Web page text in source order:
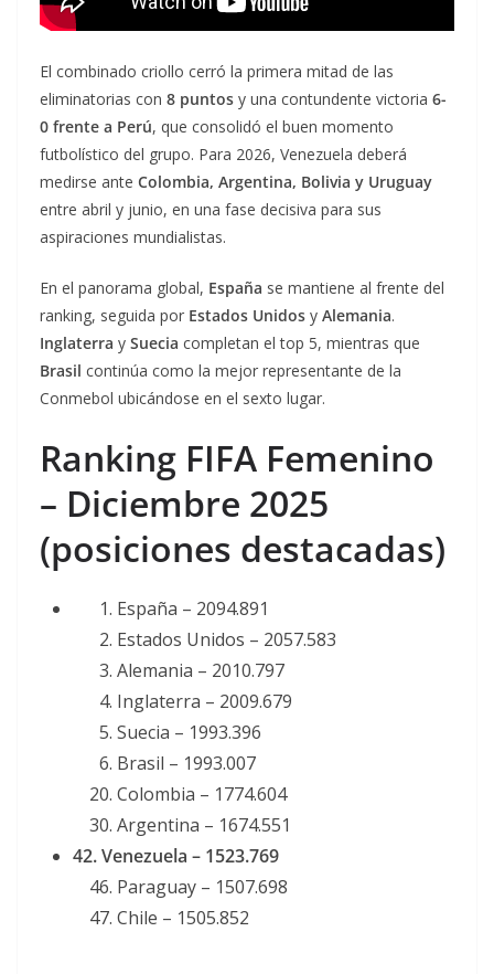
El combinado criollo cerró la primera mitad de las
eliminatorias con 8 puntos y una contundente victoria 6-
0 frente a Perú, que consolidó el buen momento
futbolístico del grupo. Para 2026, Venezuela deberá
medirse ante Colombia, Argentina, Bolivia y Uruguay
entre abril y junio, en una fase decisiva para sus
aspiraciones mundialistas.
En el panorama global, España se mantiene al frente del
ranking, seguida por Estados Unidos y Alemania.
Inglaterra y Suecia completan el top 5, mientras que
Brasil continúa como la mejor representante de la
Conmebol ubicándose en el sexto lugar.
Ranking FIFA Femenino
– Diciembre 2025
(posiciones destacadas)
España – 2094.891
Estados Unidos – 2057.583
Alemania – 2010.797
Inglaterra – 2009.679
Suecia – 1993.396
Brasil – 1993.007
Colombia – 1774.604
Argentina – 1674.551
42. Venezuela – 1523.769
Paraguay – 1507.698
Chile – 1505.852